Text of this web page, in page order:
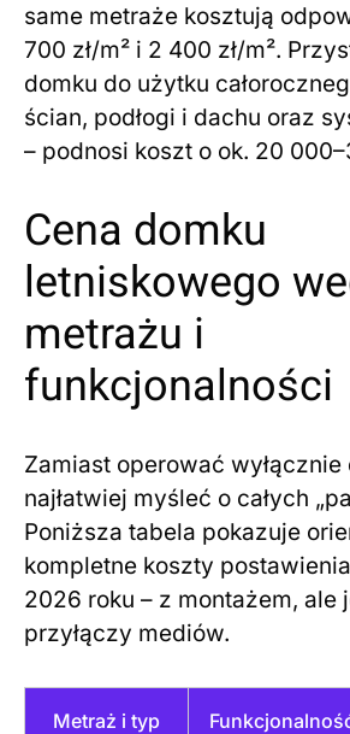
same metraże kosztują
700 zł/m² i 2 400 zł/m².
domku do użytku
ścian, podłogi i dachu oraz
– podnosi koszt o ok. 20
Cena domku
letniskowego
metrażu i
funkcjonalności
Zamiast operować wyłącznie
najłatwiej myśleć o całych
Poniższa tabela pokazuje
kompletne koszty
2026 roku – z montażem, ale
przyłączy mediów.
Metraż i typ